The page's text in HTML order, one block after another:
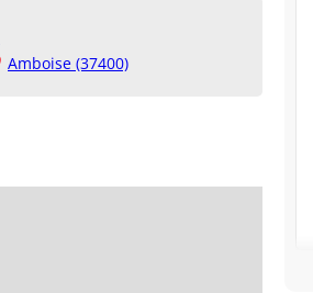
Amboise (37400)